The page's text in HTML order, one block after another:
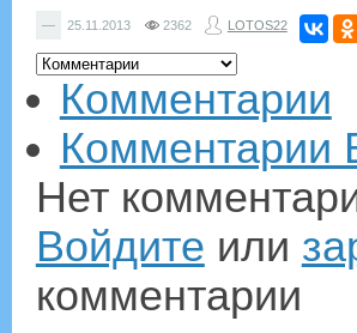
— 25.11.2013 2362 LOTOS22
Комментарии
Комментарии
Нет
Войдите или
комментарии